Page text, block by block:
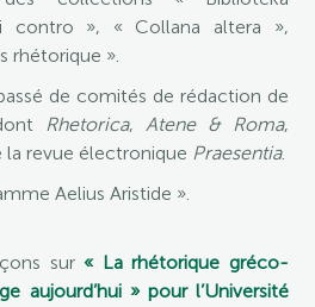
contro », « Collana altera »,
rhétorique ».
de comités de rédaction de
Rhetorica, Atene & Roma,
la revue électronique Praesentia.
Aelius Aristide ».
sur« La rhétorique gréco-
aujourd’hui » pour l’Université